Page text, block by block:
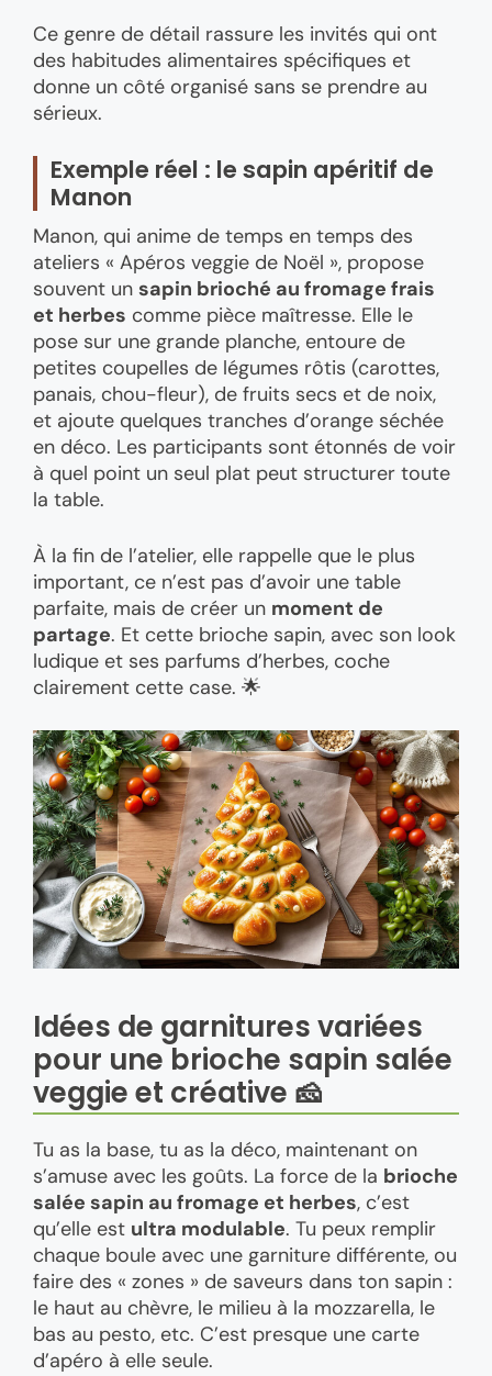
Ce genre de détail rassure les invités qui ont
des habitudes alimentaires spécifiques et
donne un côté organisé sans se prendre au
sérieux.
Exemple réel : le sapin apéritif de
Manon
Manon, qui anime de temps en temps des
ateliers « Apéros veggie de Noël », propose
souvent un sapin brioché au fromage frais
et herbes comme pièce maîtresse. Elle le
pose sur une grande planche, entoure de
petites coupelles de légumes rôtis (carottes,
panais, chou-fleur), de fruits secs et de noix,
et ajoute quelques tranches d’orange séchée
en déco. Les participants sont étonnés de voir
à quel point un seul plat peut structurer toute
la table.
À la fin de l’atelier, elle rappelle que le plus
important, ce n’est pas d’avoir une table
parfaite, mais de créer un moment de
partage. Et cette brioche sapin, avec son look
ludique et ses parfums d’herbes, coche
clairement cette case. 🌟
Idées de garnitures variées
pour une brioche sapin salée
veggie et créative 🧀
Tu as la base, tu as la déco, maintenant on
s’amuse avec les goûts. La force de la brioche
salée sapin au fromage et herbes, c’est
qu’elle est ultra modulable. Tu peux remplir
chaque boule avec une garniture différente, ou
faire des « zones » de saveurs dans ton sapin :
le haut au chèvre, le milieu à la mozzarella, le
bas au pesto, etc. C’est presque une carte
d’apéro à elle seule.